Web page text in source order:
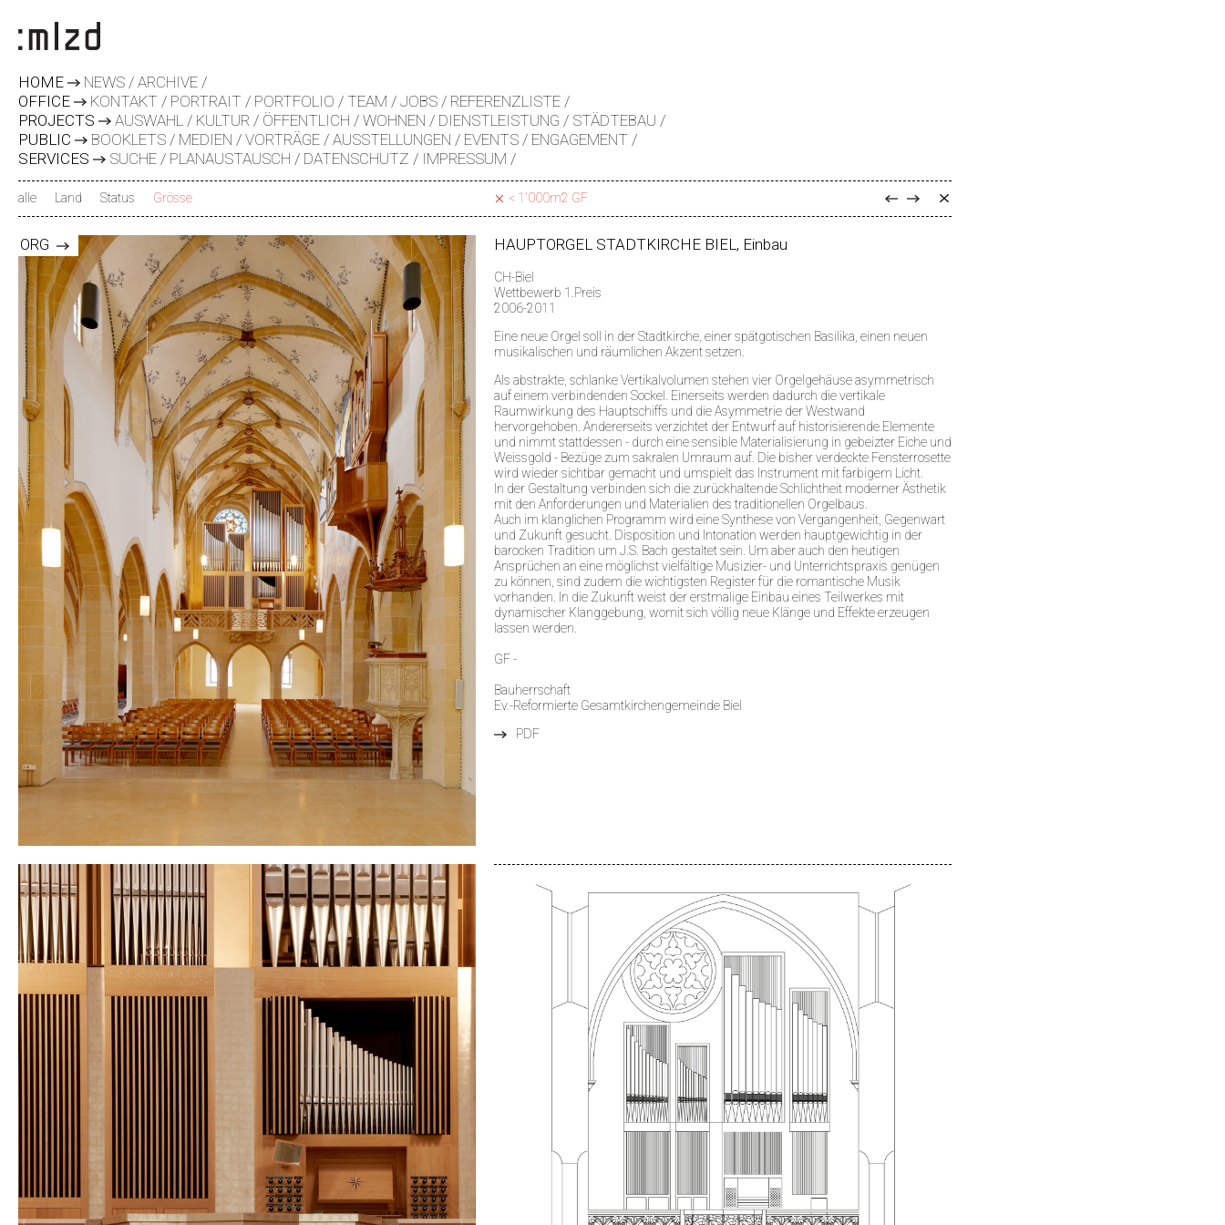
HOME NEWS
ARCHIVE
OFFICE
KONTAKT PORTRAIT PORTFOLIO TEAM JOBS
REFERENZLISTE
PROJECTS
AUSWAHL KULTUR ÖFFENTLICH WOHNEN DIENSTLEISTUNG
STÄDTEBAU
PUBLIC
BOOKLETS MEDIEN VORTRÄGE AUSSTELLUNGEN EVENTS
ENGAGEMENT
SERVICES
SUCHE PLANAUSTAUSCH DATENSCHUTZ IMPRESSUM
alle Land Status Grösse < 1'000m2 GF
ORG HAUPTORGEL STADTKIRCHE BIEL, Einbau
CH-Biel
Wettbewerb 1.Preis
2006-2011
Eine neue Orgel soll in der Stadtkirche, einer spätgotischen Basilika, einen neuen
musikalischen und räumlichen Akzent setzen.
Als abstrakte, schlanke Vertikalvolumen stehen vier Orgelgehäuse asymmetrisch
auf einem verbindenden Sockel. Einerseits werden dadurch die vertikale
Raumwirkung des Hauptschiffs und die Asymmetrie der Westwand
hervorgehoben. Andererseits verzichtet der Entwurf auf historisierende Elemente
und nimmt stattdessen - durch eine sensible Materialisierung in gebeizter Eiche und
Weissgold - Bezüge zum sakralen Umraum auf. Die bisher verdeckte Fensterrosette
wird wieder sichtbar gemacht und umspielt das Instrument mit farbigem Licht.
In der Gestaltung verbinden sich die zurückhaltende Schlichtheit moderner Ästhetik
mit den Anforderungen und Materialien des traditionellen Orgelbaus.
Auch im klanglichen Programm wird eine Synthese von Vergangenheit, Gegenwart
und Zukunft gesucht. Disposition und Intonation werden hauptgewichtig in der
barocken Tradition um J.S. Bach gestaltet sein. Um aber auch den heutigen
Ansprüchen an eine möglichst vielfältige Musizier- und Unterrichtspraxis genügen
zu können, sind zudem die wichtigsten Register für die romantische Musik
vorhanden. In die Zukunft weist der erstmalige Einbau eines Teilwerkes mit
dynamischer Klanggebung, womit sich völlig neue Klänge und Effekte erzeugen
lassen werden.
GF -
Bauherrschaft
Ev.-Reformierte Gesamtkirchengemeinde Biel
PDF